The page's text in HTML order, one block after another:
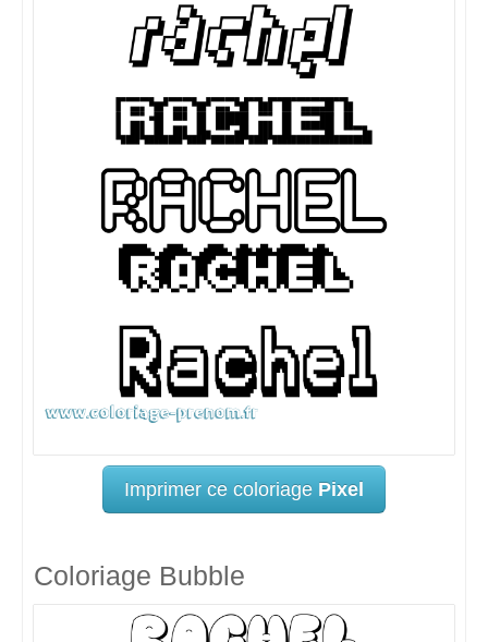
Imprimer ce coloriage Pixel
Coloriage Bubble